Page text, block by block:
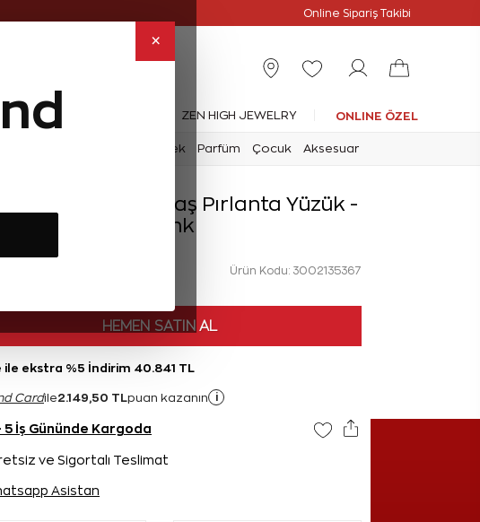
×
Online Sipariş Takibi
Özel Koleksiyonlar ZEN HIGH JEWELRY ONLINE ÖZEL
Erkek Parfüm Çocuk Aksesuar
Karat Hera Tektaş Pırlanta Yüzük -
D Renk
Ürün Kodu: 3002135367
HEMEN SATIN AL
ile ekstra %5 İndirim 40.841 TL
Cardile2.149,50 TL puan kazanın i
5 İş Gününde Kargoda
ve Sigortalı Teslimat
Asistan